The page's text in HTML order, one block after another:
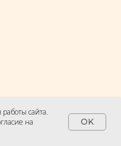
сайта.
на
OK